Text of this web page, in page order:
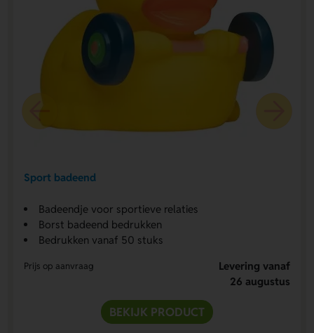
Sport badeend
Badeendje voor sportieve relaties
Borst badeend bedrukken
Bedrukken vanaf 50 stuks
Prijs op aanvraag
Levering vanaf
26 augustus
BEKIJK PRODUCT